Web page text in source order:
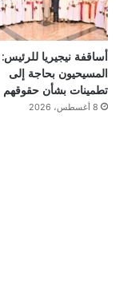
أساقفة نيجيريا للرئيس:
المسيحيون بحاجة إلى
تطمينات بشأن حقوقهم
8 أغسطس، 2026